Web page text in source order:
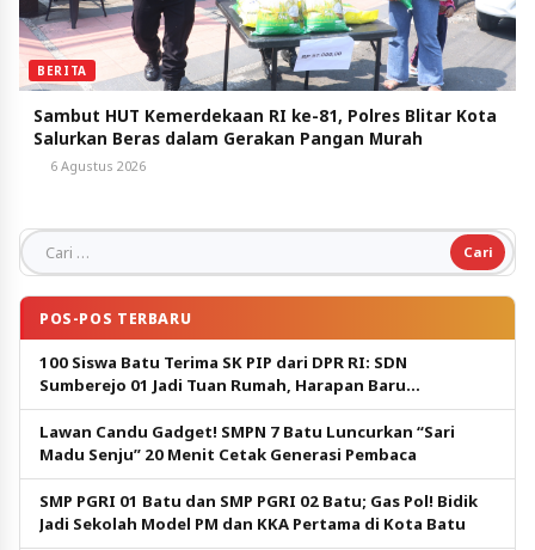
BERITA
Sambut HUT Kemerdekaan RI ke-81, Polres Blitar Kota
Salurkan Beras dalam Gerakan Pangan Murah
6 Agustus 2026
Cari untuk:
POS-POS TERBARU
100 Siswa Batu Terima SK PIP dari DPR RI: SDN
Sumberejo 01 Jadi Tuan Rumah, Harapan Baru
Pendidikan Gratis
Lawan Candu Gadget! SMPN 7 Batu Luncurkan “Sari
Madu Senju” 20 Menit Cetak Generasi Pembaca
SMP PGRI 01 Batu dan SMP PGRI 02 Batu; Gas Pol! Bidik
Jadi Sekolah Model PM dan KKA Pertama di Kota Batu